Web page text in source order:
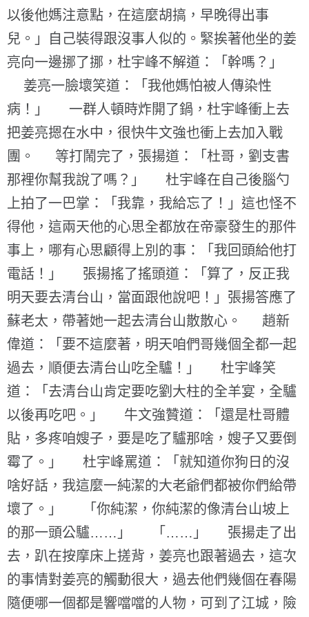
以後他媽注意點，在這麼胡搞，早晚得出事
兒。」自己裝得跟沒事人似的。緊挨著他坐的姜
亮向一邊挪了挪，杜宇峰不解道：「幹嗎？」
姜亮一臉壞笑道：「我他媽怕被人傳染性
病！」 一群人頓時炸開了鍋，杜宇峰衝上去
把姜亮摁在水中，很快牛文強也衝上去加入戰
團。 等打鬧完了，張揚道：「杜哥，劉支書
那裡你幫我說了嗎？」 杜宇峰在自己後腦勺
上拍了一巴掌：「我靠，我給忘了！」這也怪不
得他，這兩天他的心思全都放在帝豪發生的那件
事上，哪有心思顧得上別的事：「我回頭給他打
電話！」 張揚搖了搖頭道：「算了，反正我
明天要去清台山，當面跟他說吧！」張揚答應了
蘇老太，帶著她一起去清台山散散心。 趙新
偉道：「要不這麼著，明天咱們哥幾個全都一起
過去，順便去清台山吃全驢！」 杜宇峰笑
道：「去清台山肯定要吃劉大柱的全羊宴，全驢
以後再吃吧。」 牛文強贊道：「還是杜哥體
貼，多疼咱嫂子，要是吃了驢那啥，嫂子又要倒
霉了。」 杜宇峰罵道：「就知道你狗日的沒
啥好話，我這麼一純潔的大老爺們都被你們給帶
壞了。」 「你純潔，你純潔的像清台山坡上
的那一頭公驢……」 「……」 張揚走了出
去，趴在按摩床上搓背，姜亮也跟著過去，這次
的事情對姜亮的觸動很大，過去他們幾個在春陽
隨便哪一個都是響噹噹的人物，可到了江城，險